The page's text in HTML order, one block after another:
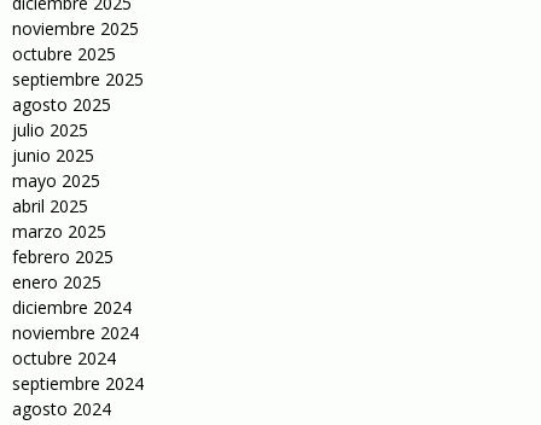
noviembre 2025
octubre 2025
septiembre 2025
agosto 2025
julio 2025
junio 2025
mayo 2025
abril 2025
marzo 2025
febrero 2025
enero 2025
diciembre 2024
noviembre 2024
octubre 2024
septiembre 2024
agosto 2024